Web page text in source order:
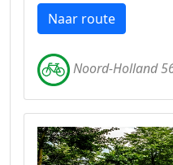
Naar route
Noord-Holland